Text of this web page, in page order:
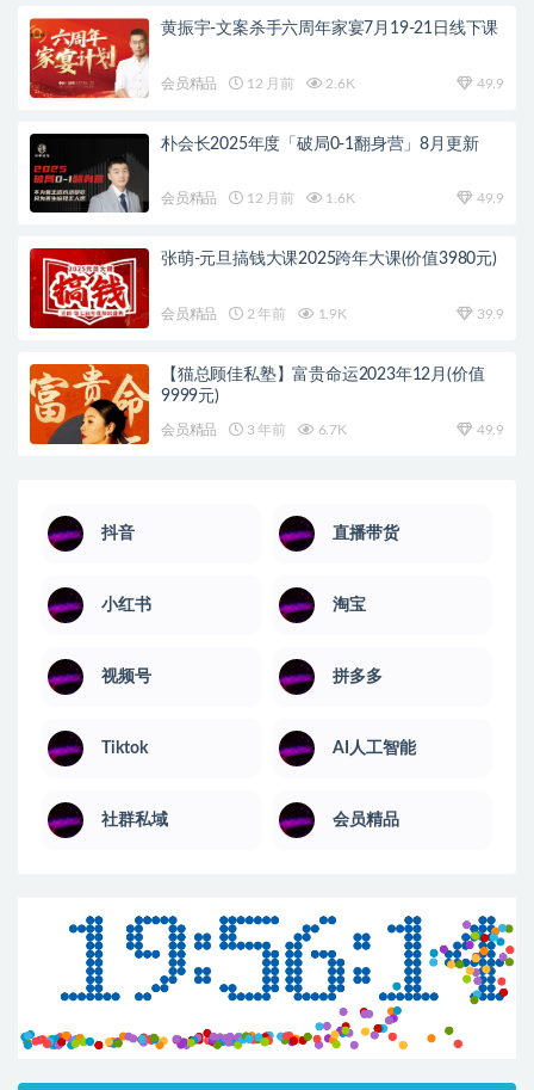
黄振宇-文案杀手六周年家宴7月19-21日线下课
会员精品 12 月前 2.6K 49.9
朴会长2025年度「破局0-1翻身营」8月更新
会员精品 12 月前 1.6K 49.9
张萌-元旦搞钱大课2025跨年大课(价值3980元)
会员精品 2 年前 1.9K 39.9
【猫总顾佳私塾】富贵命运2023年12月(价值
9999元)
会员精品 3 年前 6.7K 49.9
抖音 直播带货
小红书 淘宝
视频号 拼多多
Tiktok AI人工智能
社群私域 会员精品